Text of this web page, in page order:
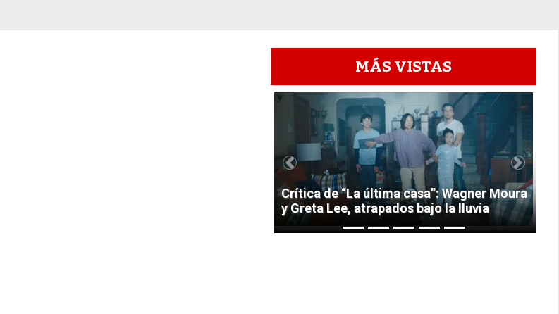
MÁS VISTAS
1
Crítica de “La última casa”: Wagner Moura
y Greta Lee, atrapados bajo la lluvia
Previous Next